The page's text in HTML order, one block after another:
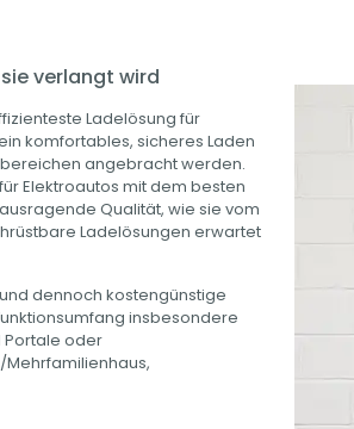
verlangt wird
Ladelösung für
komfortables, sicheres Laden
angebracht werden.
Elektroautos mit dem besten
Qualität, wie sie vom
Ladelösungen erwartet
dennoch kostengünstige
insbesondere
Portale oder